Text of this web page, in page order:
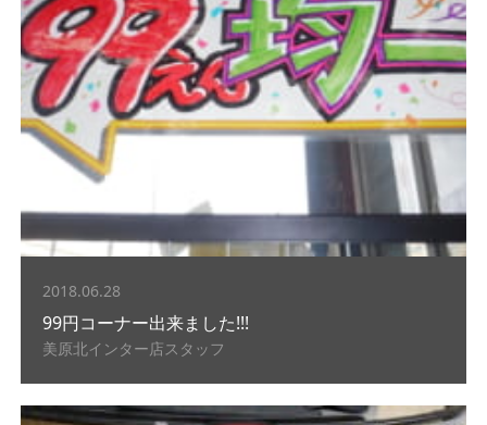
2018.06.28
99円コーナー出来ました!!!
美原北インター店スタッフ